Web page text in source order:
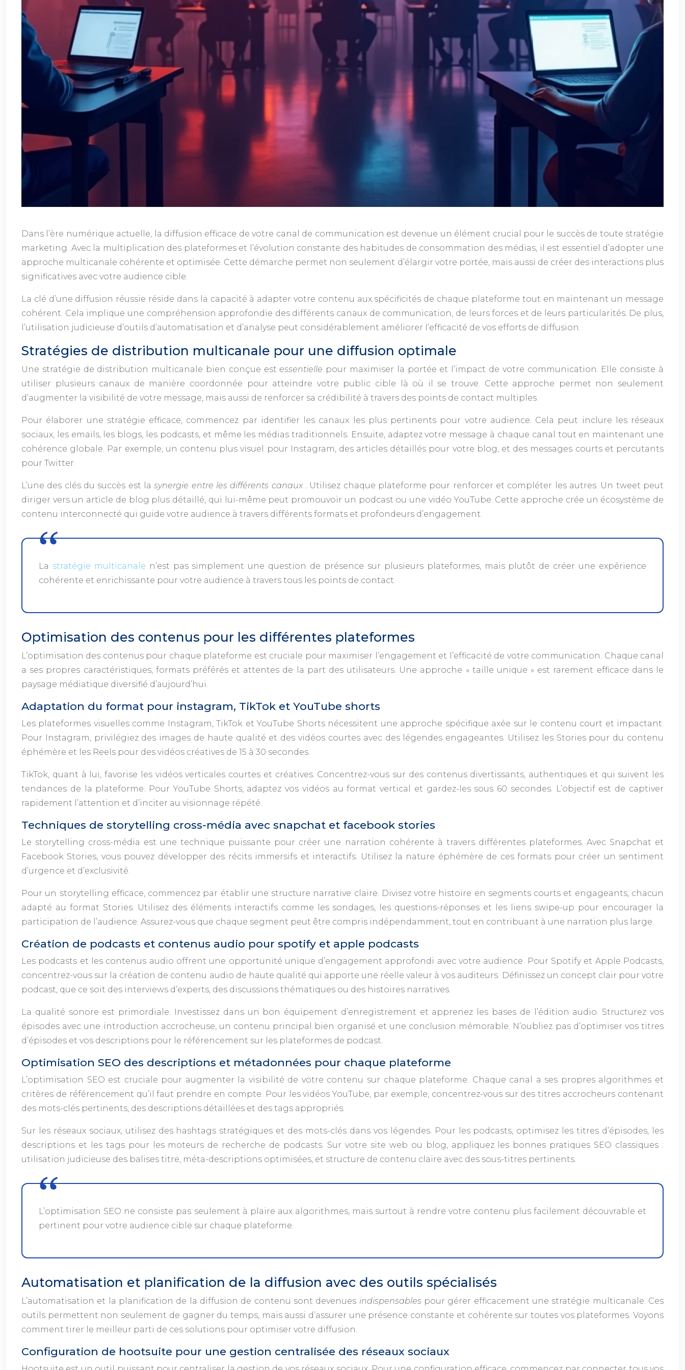
Dans l’ère numérique actuelle, la diffusion efficace de votre canal de communication est devenue un élément crucial pour le succès de toute stratégie
marketing. Avec la multiplication des plateformes et l’évolution constante des habitudes de consommation des médias, il est essentiel d’adopter une
approche multicanale cohérente et optimisée. Cette démarche permet non seulement d’élargir votre portée, mais aussi de créer des interactions plus
significatives avec votre audience cible.
La clé d’une diffusion réussie réside dans la capacité à adapter votre contenu aux spécificités de chaque plateforme tout en maintenant un message
cohérent. Cela implique une compréhension approfondie des différents canaux de communication, de leurs forces et de leurs particularités. De plus,
l’utilisation judicieuse d’outils d’automatisation et d’analyse peut considérablement améliorer l’efficacité de vos efforts de diffusion.
Stratégies de distribution multicanale pour une diffusion optimale
Une stratégie de distribution multicanale bien conçue estessentielle pour maximiser la portée et l’impact de votre communication. Elle consiste à
utiliser plusieurs canaux de manière coordonnée pour atteindre votre public cible là où il se trouve. Cette approche permet non seulement
d’augmenter la visibilité de votre message, mais aussi de renforcer sa crédibilité à travers des points de contact multiples.
Pour élaborer une stratégie efficace, commencez par identifier les canaux les plus pertinents pour votre audience. Cela peut inclure les réseaux
sociaux, les emails, les blogs, les podcasts, et même les médias traditionnels. Ensuite, adaptez votre message à chaque canal tout en maintenant une
cohérence globale. Par exemple, un contenu plus visuel pour Instagram, des articles détaillés pour votre blog, et des messages courts et percutants
pour Twitter.
L’une des clés du succès est lasynergie entre les différents canaux . Utilisez chaque plateforme pour renforcer et compléter les autres. Un tweet peut
diriger vers un article de blog plus détaillé, qui lui-même peut promouvoir un podcast ou une vidéo YouTube. Cette approche crée un écosystème de
contenu interconnecté qui guide votre audience à travers différents formats et profondeurs d’engagement.
La stratégie multicanale n’est pas simplement une question de présence sur plusieurs plateformes, mais plutôt de créer une expérience
cohérente et enrichissante pour votre audience à travers tous les points de contact.
Optimisation des contenus pour les différentes plateformes
L’optimisation des contenus pour chaque plateforme est cruciale pour maximiser l’engagement et l’efficacité de votre communication. Chaque canal
a ses propres caractéristiques, formats préférés et attentes de la part des utilisateurs. Une approche « taille unique » est rarement efficace dans le
paysage médiatique diversifié d’aujourd’hui.
Adaptation du format pour instagram, TikTok et YouTube shorts
Les plateformes visuelles comme Instagram, TikTok et YouTube Shorts nécessitent une approche spécifique axée sur le contenu court et impactant.
Pour Instagram, privilégiez des images de haute qualité et des vidéos courtes avec des légendes engageantes. Utilisez les Stories pour du contenu
éphémère et les Reels pour des vidéos créatives de 15 à 30 secondes.
TikTok, quant à lui, favorise les vidéos verticales courtes et créatives. Concentrez-vous sur des contenus divertissants, authentiques et qui suivent les
tendances de la plateforme. Pour YouTube Shorts, adaptez vos vidéos au format vertical et gardez-les sous 60 secondes. L’objectif est de captiver
rapidement l’attention et d’inciter au visionnage répété.
Techniques de storytelling cross-média avec snapchat et facebook stories
Le storytelling cross-média est une technique puissante pour créer une narration cohérente à travers différentes plateformes. Avec Snapchat et
Facebook Stories, vous pouvez développer des récits immersifs et interactifs. Utilisez la nature éphémère de ces formats pour créer un sentiment
d’urgence et d’exclusivité.
Pour un storytelling efficace, commencez par établir une structure narrative claire. Divisez votre histoire en segments courts et engageants, chacun
adapté au format Stories. Utilisez des éléments interactifs comme les sondages, les questions-réponses et les liens swipe-up pour encourager la
participation de l’audience. Assurez-vous que chaque segment peut être compris indépendamment, tout en contribuant à une narration plus large.
Création de podcasts et contenus audio pour spotify et apple podcasts
Les podcasts et les contenus audio offrent une opportunité unique d’engagement approfondi avec votre audience. Pour Spotify et Apple Podcasts,
concentrez-vous sur la création de contenu audio de haute qualité qui apporte une réelle valeur à vos auditeurs. Définissez un concept clair pour votre
podcast, que ce soit des interviews d’experts, des discussions thématiques ou des histoires narratives.
La qualité sonore est primordiale. Investissez dans un bon équipement d’enregistrement et apprenez les bases de l’édition audio. Structurez vos
épisodes avec une introduction accrocheuse, un contenu principal bien organisé et une conclusion mémorable. N’oubliez pas d’optimiser vos titres
d’épisodes et vos descriptions pour le référencement sur les plateformes de podcast.
Optimisation SEO des descriptions et métadonnées pour chaque plateforme
L’optimisation SEO est cruciale pour augmenter la visibilité de votre contenu sur chaque plateforme. Chaque canal a ses propres algorithmes et
critères de référencement qu’il faut prendre en compte. Pour les vidéos YouTube, par exemple, concentrez-vous sur des titres accrocheurs contenant
des mots-clés pertinents, des descriptions détaillées et des tags appropriés.
Sur les réseaux sociaux, utilisez des hashtags stratégiques et des mots-clés dans vos légendes. Pour les podcasts, optimisez les titres d’épisodes, les
descriptions et les tags pour les moteurs de recherche de podcasts. Sur votre site web ou blog, appliquez les bonnes pratiques SEO classiques :
utilisation judicieuse des balises titre, méta-descriptions optimisées, et structure de contenu claire avec des sous-titres pertinents.
L’optimisation SEO ne consiste pas seulement à plaire aux algorithmes, mais surtout à rendre votre contenu plus facilement découvrable et
pertinent pour votre audience cible sur chaque plateforme.
Automatisation et planification de la diffusion avec des outils spécialisés
L’automatisation et la planification de la diffusion de contenu sont devenues indispensables pour gérer efficacement une stratégie multicanale. Ces
outils permettent non seulement de gagner du temps, mais aussi d’assurer une présence constante et cohérente sur toutes vos plateformes. Voyons
comment tirer le meilleur parti de ces solutions pour optimiser votre diffusion.
Configuration de hootsuite pour une gestion centralisée des réseaux sociaux